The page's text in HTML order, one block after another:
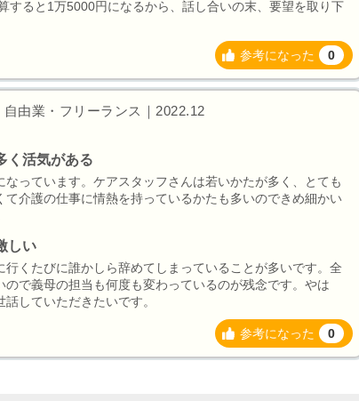
すると1万5000円になるから、話し合いの末、要望を取り下
参考になった 0
由業・フリーランス｜2022.12
く活気がある
っています。ケアスタッフさんは若いかたが多く、とても
介護の仕事に情熱を持っているかたも多いのできめ細かい
しい
くたびに誰かしら辞めてしまっていることが多いです。全
で義母の担当も何度も変わっているのが残念です。やは
していただきたいです。
参考になった 0